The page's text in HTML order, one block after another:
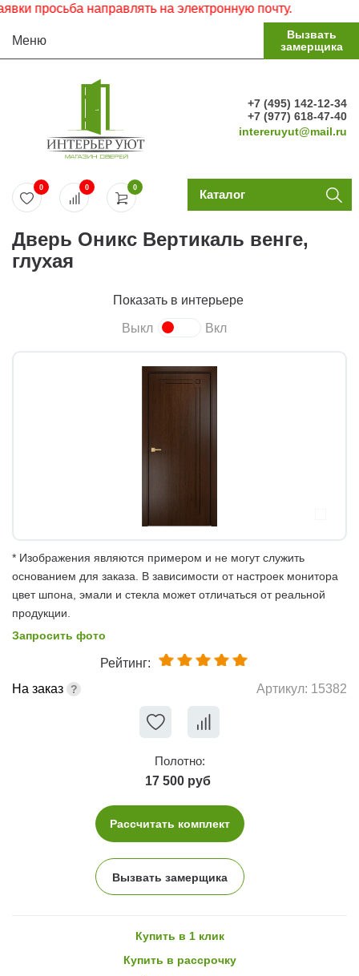
направлять на электронную почту.
Меню
Вызвать
замерщика
+7 (495) 142-12-34
+7 (977) 618-47-40
intereruyut@mail.ru
0
0 0 Каталог
Дверь Оникс Вертикаль венге,
глухая
Показать в интерьере
Выкл Вкл
* Изображения являются примером и не могут служить
основанием для заказа. В зависимости от настроек монитора
цвет шпона, эмали и стекла может отличаться от реальной
продукции.
Запросить фото
Рейтинг:
На заказ
Артикул: 15382
Полотно:
17 500 руб
Рассчитать комплект
Вызвать замерщика
Купить в 1 клик
Купить в рассрочку